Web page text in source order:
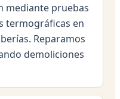
mediante pruebas
termográficas en
Reparamos
demoliciones